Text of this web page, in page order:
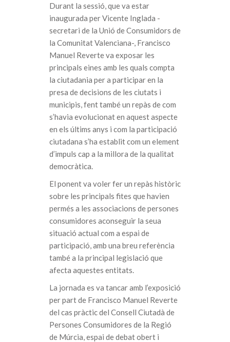
Durant la sessió, que va estar
inaugurada per Vicente Inglada -
secretari de la Unió de Consumidors de
la Comunitat Valenciana-, Francisco
Manuel Reverte va exposar les
principals eines amb les quals compta
la ciutadania per a participar en la
presa de decisions de les ciutats i
municipis, fent també un repàs de com
s’havia evolucionat en aquest aspecte
en els últims anys i com la participació
ciutadana s’ha establit com un element
d’impuls cap a la millora de la qualitat
democràtica.
El ponent va voler fer un repàs històric
sobre les principals fites que havien
permés a les associacions de persones
consumidores aconseguir la seua
situació actual com a espai de
participació, amb una breu referència
també a la principal legislació que
afecta aquestes entitats.
La jornada es va tancar amb l’exposició
per part de Francisco Manuel Reverte
del cas pràctic del Consell Ciutadà de
Persones Consumidores de la Regió
de Múrcia, espai de debat obert i